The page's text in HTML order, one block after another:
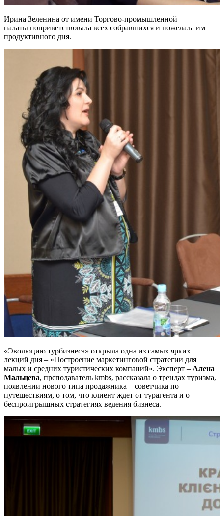
Ирина Зеленина от имени Торгово-промышленной
палаты поприветствовала всех собравшихся и пожелала им
продуктивного дня.
«Эволюцию турбизнеса» открыла одна из самых ярких
лекций дня – «Построение маркетинговой стратегии для
малых и средних туристических компаний». Эксперт – Алена
Мальцева, преподаватель kmbs, рассказала о трендах туризма,
появлении нового типа продажника – советчика по
путешествиям, о том, что клиент ждет от турагента и о
беспроигрышных стратегиях ведения бизнеса.